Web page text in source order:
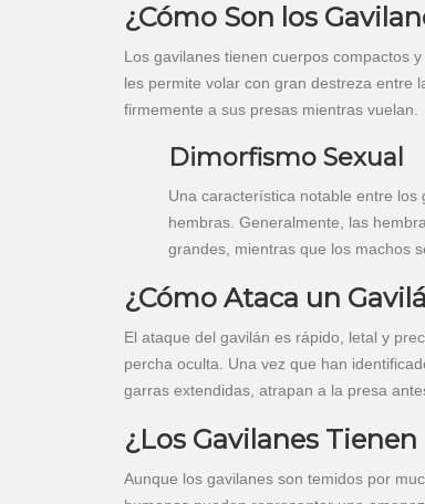
¿Cómo Son los
Los gavilanes tienen cuerpos compactos
les permite volar con gran destreza entre
firmemente a sus presas mientras vuelan.
Dimorfismo Sexual
Una característica notable entre
hembras. Generalmente, las
grandes, mientras que los machos
¿Cómo Ataca un
El ataque del gavilán es rápido, letal y
percha oculta. Una vez que han
garras extendidas, atrapan a la presa
¿Los Gavilanes
Aunque los gavilanes son temidos por